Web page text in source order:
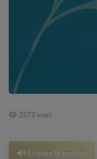
BOULEVARD DES
LES MOTS À LA
SPORT ADDICT
PETITS RÉCITS DE
2573 vues
Écouter le podcast